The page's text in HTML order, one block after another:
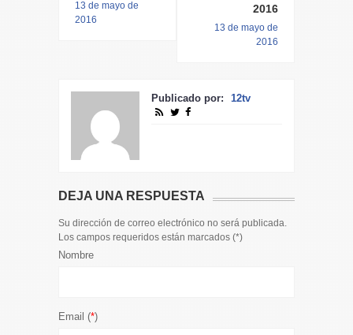
13 de mayo de
2016
2016
13 de mayo de
2016
Publicado por: 12tv
DEJA UNA RESPUESTA
Su dirección de correo electrónico no será publicada.
Los campos requeridos están marcados (*)
Nombre
Email (*)